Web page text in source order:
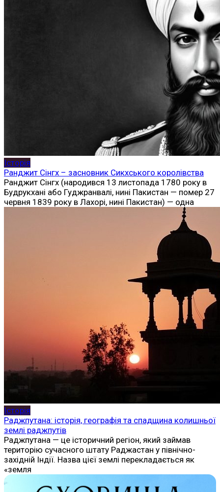
Історія
Ранджит Сінгх – засновник Сикхського королівства
Ранджит Сінгх (народився 13 листопада 1780 року в
Будрукхані або Гуджранвалі, нині Пакистан — помер 27
червня 1839 року в Лахорі, нині Пакистан) — одна
Історія
Раджпутана: історія, географія та спадщина колишньої
землі раджпутів
Раджпутана — це історичний регіон, який займав
територію сучасного штату Раджастан у північно-
західній Індії. Назва цієї землі перекладається як
«земля